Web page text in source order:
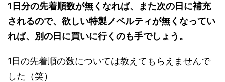
1日分の先着順数が無くなれば、また次の日に補充
されるので、欲しい特製ノベルティが無くなってい
れば、別の日に買いに行くのも手でしょう。
1日の先着順の数については教えてもらえませんで
した（笑）